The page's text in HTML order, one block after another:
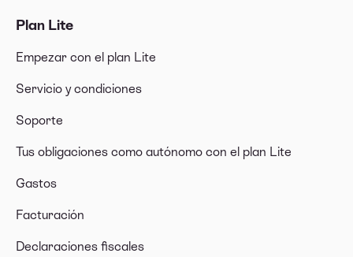
Plan Lite
Empezar con el plan Lite
Servicio y condiciones
Soporte
Tus obligaciones como autónomo con el plan Lite
Gastos
Facturación
Declaraciones fiscales